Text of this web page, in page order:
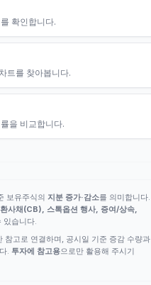
확인합니다.
트를 찾아봅니다.
을 비교합니다.
보유주식의 지분 증가·감소를 의미합니다.
사채(CB), 스톡옵션 행사, 증여/상속,
있습니다.
고로 연결하며, 공시일 기준 증감 수량과
. 투자에 참고용으로만 활용해 주시기